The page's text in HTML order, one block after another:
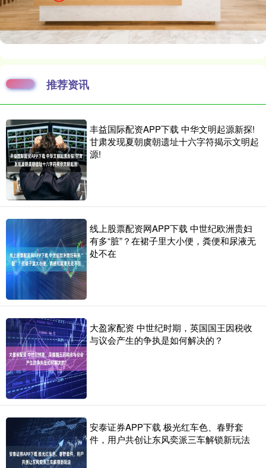
推荐资讯
丰益国际配资APP下载 中华文明起源新探!
甘肃发现夏朝虞朝遗址十六字符揭示文明起
源!
线上股票配资网APP下载 中世纪欧洲贵妇
有多“脏”？在裙子里大小便，粪便和尿液无
处不在
大盈家配资 中世纪时期，英国国王因税收
与议会产生的争执是如何解决的？
安泰证券APP下载 极光红车色、春野套
件，用户共创让东风奕派三车解锁新玩法